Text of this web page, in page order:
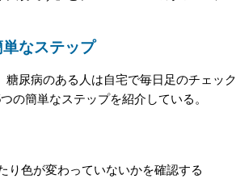
なステップ
尿病のある人は自宅で毎日足のチェッ
の簡単なステップを紹介している。
り色が変わっていないかを確認する